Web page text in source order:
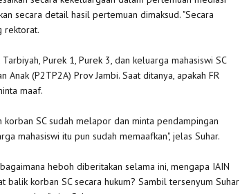
secara detail hasil pertemuan dimaksud. "Secara
rektorat.
Purek 1, Purek 3, dan keluarga mahasiswi SC
(P2TP2A) Prov Jambi. Saat ditanya, apakah FR
maaf.
SC sudah melapor dan minta pendampingan
mahasiswi itu pun sudah memaafkan", jelas Suhar.
heboh diberitakan selama ini, mengapa IAIN
balik korban SC secara hukum? Sambil tersenyum Suhar